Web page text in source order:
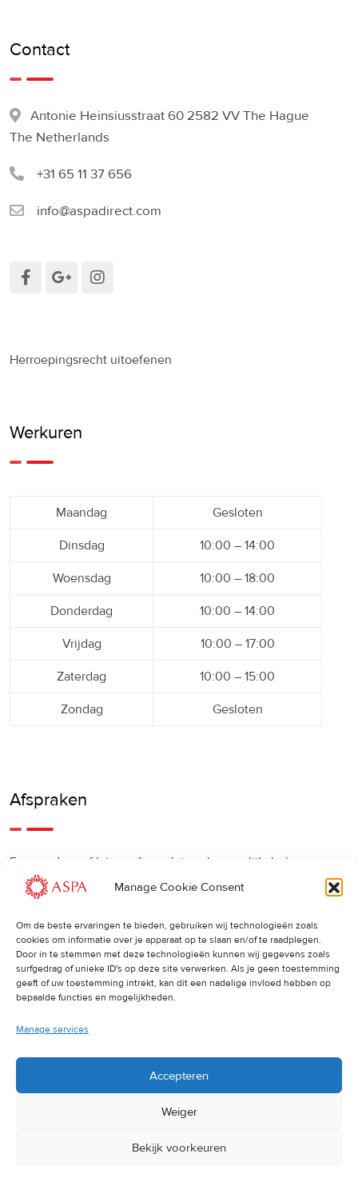
Manage Cookie Consent
Om de beste ervaringen te bieden, gebruiken wij technologieën zoals
cookies om informatie over je apparaat op te slaan en/of te raadplegen.
Door in te stemmen met deze technologieën kunnen wij gegevens zoals
surfgedrag of unieke ID's op deze site verwerken. Als je geen toestemming
geeft of uw toestemming intrekt, kan dit een nadelige invloed hebben op
bepaalde functies en mogelijkheden.
Manage services
Accepteren
Weiger
Bekijk voorkeuren
Contact
Antonie Heinsiusstraat 60 2582 VV The Hague
The Netherlands
+31 65 11 37 656
info@aspadirect.com
Herroepingsrecht uitoefenen
Werkuren
Maandag Gesloten
Dinsdag 10:00 – 14:00
Woensdag 10:00 – 18:00
Donderdag 10:00 – 14:00
Vrijdag 10:00 – 17:00
Zaterdag 10:00 – 15:00
Zondag Gesloten
Afspraken
Een eerdere of latere afspraak is ook mogelijk, bel ons
gerust.
Cancellations:
Indien u een afspraak wilt wijzigen of annuleren, vragen wij
u dit 24 uur van tevoren door te geven. Anders worden de
© 2025 ASPA Direct